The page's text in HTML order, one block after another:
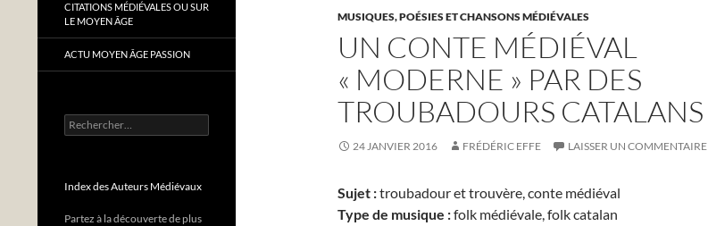
MUSIQUES, POÉSIES ET CHANSONS MÉDIÉVALES
UN CONTE MÉDIÉVAL
« MODERNE » PAR DES
TROUBADOURS CATALANS
24 JANVIER 2016 FRÉDÉRIC EFFE LAISSER UN COMMENTAIRE
Sujet :troubadour et trouvère, conte médiéval
Type de musique :folk médiévale, folk catalan
CITATIONS MÉDIÉVALES OU SUR
LE MOYEN ÂGE
ACTU MOYEN ÂGE PASSION
Rechercher :
Index des Auteurs Médiévaux
Partez à la découverte de plus